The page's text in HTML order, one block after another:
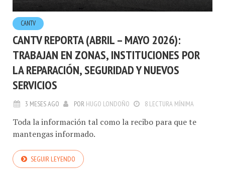
CANTV
CANTV REPORTA (ABRIL – MAYO 2026):
TRABAJAN EN ZONAS, INSTITUCIONES POR
LA REPARACIÓN, SEGURIDAD Y NUEVOS
SERVICIOS
3 MESES AGO POR HUGO LONDOÑO 8 LECTURA MÍNIMA
Toda la información tal como la recibo para que te
mantengas informado.
SEGUIR LEYENDO